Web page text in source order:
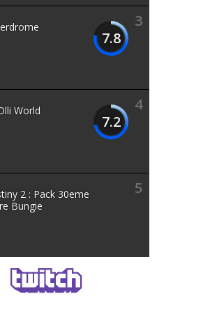
3
7.8
4
7.2
World
5
2 : Pack 30eme
Bungie